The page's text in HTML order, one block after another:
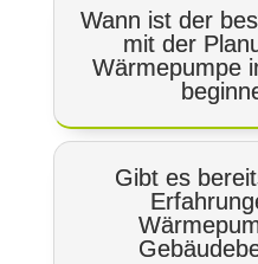
Wann ist der
mit der
Wärmepumpe
Gibt es